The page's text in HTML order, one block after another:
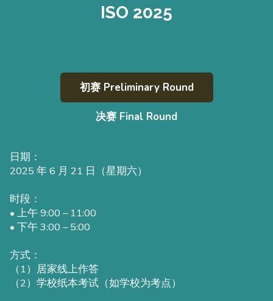
ISO 2025
初赛 Preliminary Round
决赛 Final Round
日期：
2025 年 6 月 21 日（星期六）
时段：
• 上午 9:00 – 11:00
• 下午 3:00 – 5:00
方式：
（1）居家线上作答
（2）学校纸本考试（如学校为考点）